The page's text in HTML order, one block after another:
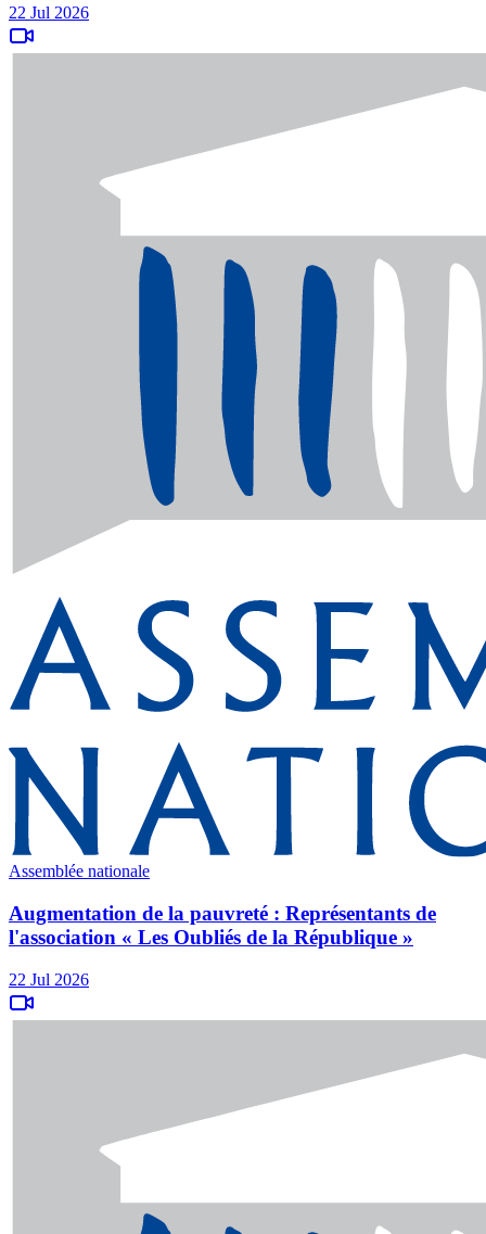
22 Jul 2026
Assemblée nationale
Augmentation de la pauvreté : Représentants de
l'association « Les Oubliés de la République »
22 Jul 2026